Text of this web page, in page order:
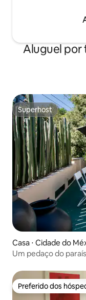
Aluguel por
Superhost
Superhost
Casa ⋅ Cidade do
Um pedaço do
Preferido dos
Preferido dos